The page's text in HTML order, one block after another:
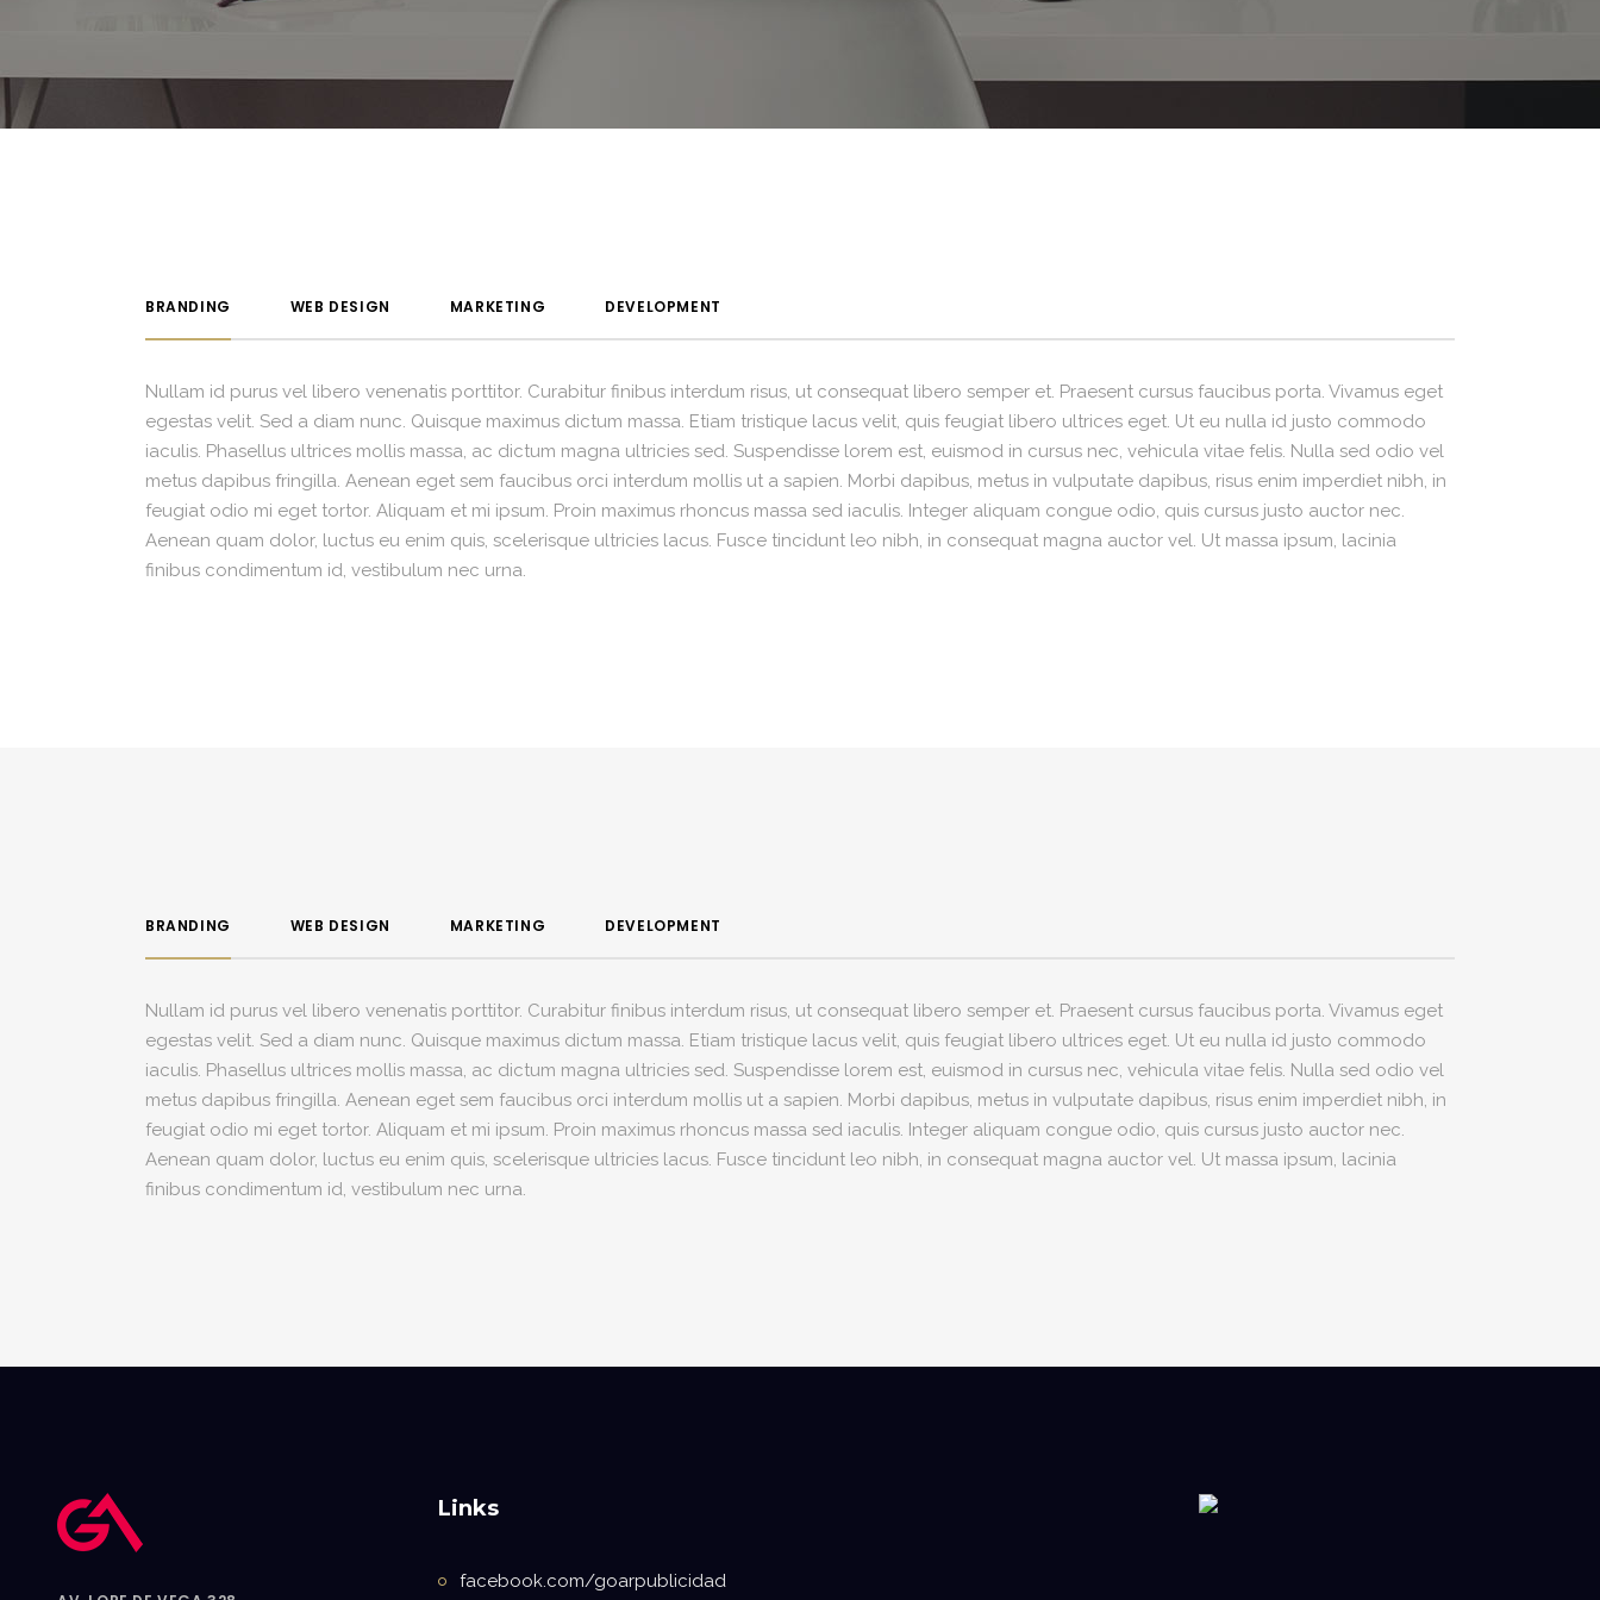
BRANDING WEB DESIGN MARKETING DEVELOPMENT
Nullam id purus vel libero venenatis porttitor. Curabitur finibus interdum risus, ut consequat libero semper et. Praesent cursus faucibus porta. Vivamus eget
egestas velit. Sed a diam nunc. Quisque maximus dictum massa. Etiam tristique lacus velit, quis feugiat libero ultrices eget. Ut eu nulla id justo commodo
iaculis. Phasellus ultrices mollis massa, ac dictum magna ultricies sed. Suspendisse lorem est, euismod in cursus nec, vehicula vitae felis. Nulla sed odio vel
metus dapibus fringilla. Aenean eget sem faucibus orci interdum mollis ut a sapien. Morbi dapibus, metus in vulputate dapibus, risus enim imperdiet nibh, in
feugiat odio mi eget tortor. Aliquam et mi ipsum. Proin maximus rhoncus massa sed iaculis. Integer aliquam congue odio, quis cursus justo auctor nec.
Aenean quam dolor, luctus eu enim quis, scelerisque ultricies lacus. Fusce tincidunt leo nibh, in consequat magna auctor vel. Ut massa ipsum, lacinia
finibus condimentum id, vestibulum nec urna.
BRANDING WEB DESIGN MARKETING DEVELOPMENT
Nullam id purus vel libero venenatis porttitor. Curabitur finibus interdum risus, ut consequat libero semper et. Praesent cursus faucibus porta. Vivamus eget
egestas velit. Sed a diam nunc. Quisque maximus dictum massa. Etiam tristique lacus velit, quis feugiat libero ultrices eget. Ut eu nulla id justo commodo
iaculis. Phasellus ultrices mollis massa, ac dictum magna ultricies sed. Suspendisse lorem est, euismod in cursus nec, vehicula vitae felis. Nulla sed odio vel
metus dapibus fringilla. Aenean eget sem faucibus orci interdum mollis ut a sapien. Morbi dapibus, metus in vulputate dapibus, risus enim imperdiet nibh, in
feugiat odio mi eget tortor. Aliquam et mi ipsum. Proin maximus rhoncus massa sed iaculis. Integer aliquam congue odio, quis cursus justo auctor nec.
Aenean quam dolor, luctus eu enim quis, scelerisque ultricies lacus. Fusce tincidunt leo nibh, in consequat magna auctor vel. Ut massa ipsum, lacinia
finibus condimentum id, vestibulum nec urna.
Links
facebook.com/goarpublicidad